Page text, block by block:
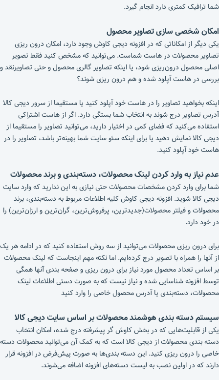
شما ترافیک کمتری دارد انجام گیرد.
امکان شخصی سازی تصاویر محصول
یکی دیگر از امکاناتی که در افزونه دیجی کاوش وجود دارد، امکان درون ریزی
تصاویر محصولات در هاست شماست. می‌توانید که مشخص کنید فقط تصویر
اصلی محصول درون‌ریزی شود، یا اینکه تصاویر گالری محصول و حتی تصاویرنقد و
بررسی در هاست آپلود شده و هم درون ریزی شوند؟
اینکه بخواهید تصاویر را در هاست خود آپلود کنید یا مستقیما از سرور دیجی کالا
آدرس تصاویر درج شوند به انتخاب شما بستگی دارد. اگر از هاست اشتراکی
استفاده می‌کنید که فضای کمی در اختیار دارید، می‌توانید تصاویر را مستقیما از
دیجی کالا نمایش دهید یا برای اینکه سئو سایت شما بهینه‌تر باشد، تصاویر را در
هاست خود آپلود کنید.
عدم نیاز به وارد کردن لینک محصولات، دسته‌بندی و برند محصولات
شما برای وارد کردن مشخصات محصولات حتی نیازی به این ندارید که وارد سایت
دیجی کالا شوید. افزونه دیجی کاوش کلیه اطلاعات مربوط به دسته‌بندی، برند
محصولات و فیلتر محصولات(جدیدترین، پرفروش‌ترین، گران‌ترین و ارزان‌ترین) را
در خود دارد.
برای درون ریزی محصولات می‌توانید از سه روش استفاده کنید که در ادامه هر یک
از آنها را همراه با تصویر درج کرده‌ایم. اما نکته مهم اینجاست که لینک محصولات
بر اساس تعداد محصول مورد نیاز برای درون ریزی و صفحه بندی آنها همگی
توسط افزونه شناسایی شده و نیاز نیست که به صورت دستی اطلاعات لینک
محصولات، دسته‌بندی یا آدرس محصول خاصی را وارد کنید
سیستم دسته بندی هوشمند محصولات بر اساس سایت دیجی کالا
یکی از قابلیت‌هایی که در بخش کاوش گر پیشرفته درج شده، امکان انتخاب
دسته بندی محصولات از دیجی کالا است که به کمک آن می‌توانید محصولات دسته
خاصی را درون ریزی کنید. این دسته بندی‌ها به صورت پیش‌فرض در افزونه قرار
دارند که در اولین نصب به لیست دسته‌های افزونه اضافه می‌شوند.